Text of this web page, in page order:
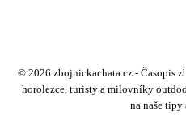
© 2026 zbojnickachata.cz - Časopis
horolezce, turisty a milovníky
na naše